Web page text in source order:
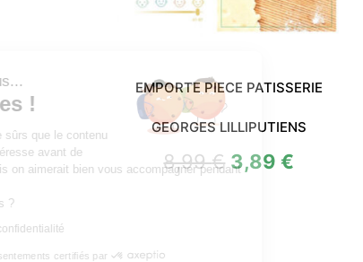
EMPORTE PIECE PATISSERIE
GEORGES LILLIPUTIENS
8,99€ 3,89€
Salut c'est nous...
les Cookies !
On a attendu d'être sûrs que le contenu
de ce site vous intéresse avant de
vous déranger, mais on aimerait bien vous accompagner pendant
C'est OK pour vous ?
Lire la politique de confidentialité
Consentements certifiés par